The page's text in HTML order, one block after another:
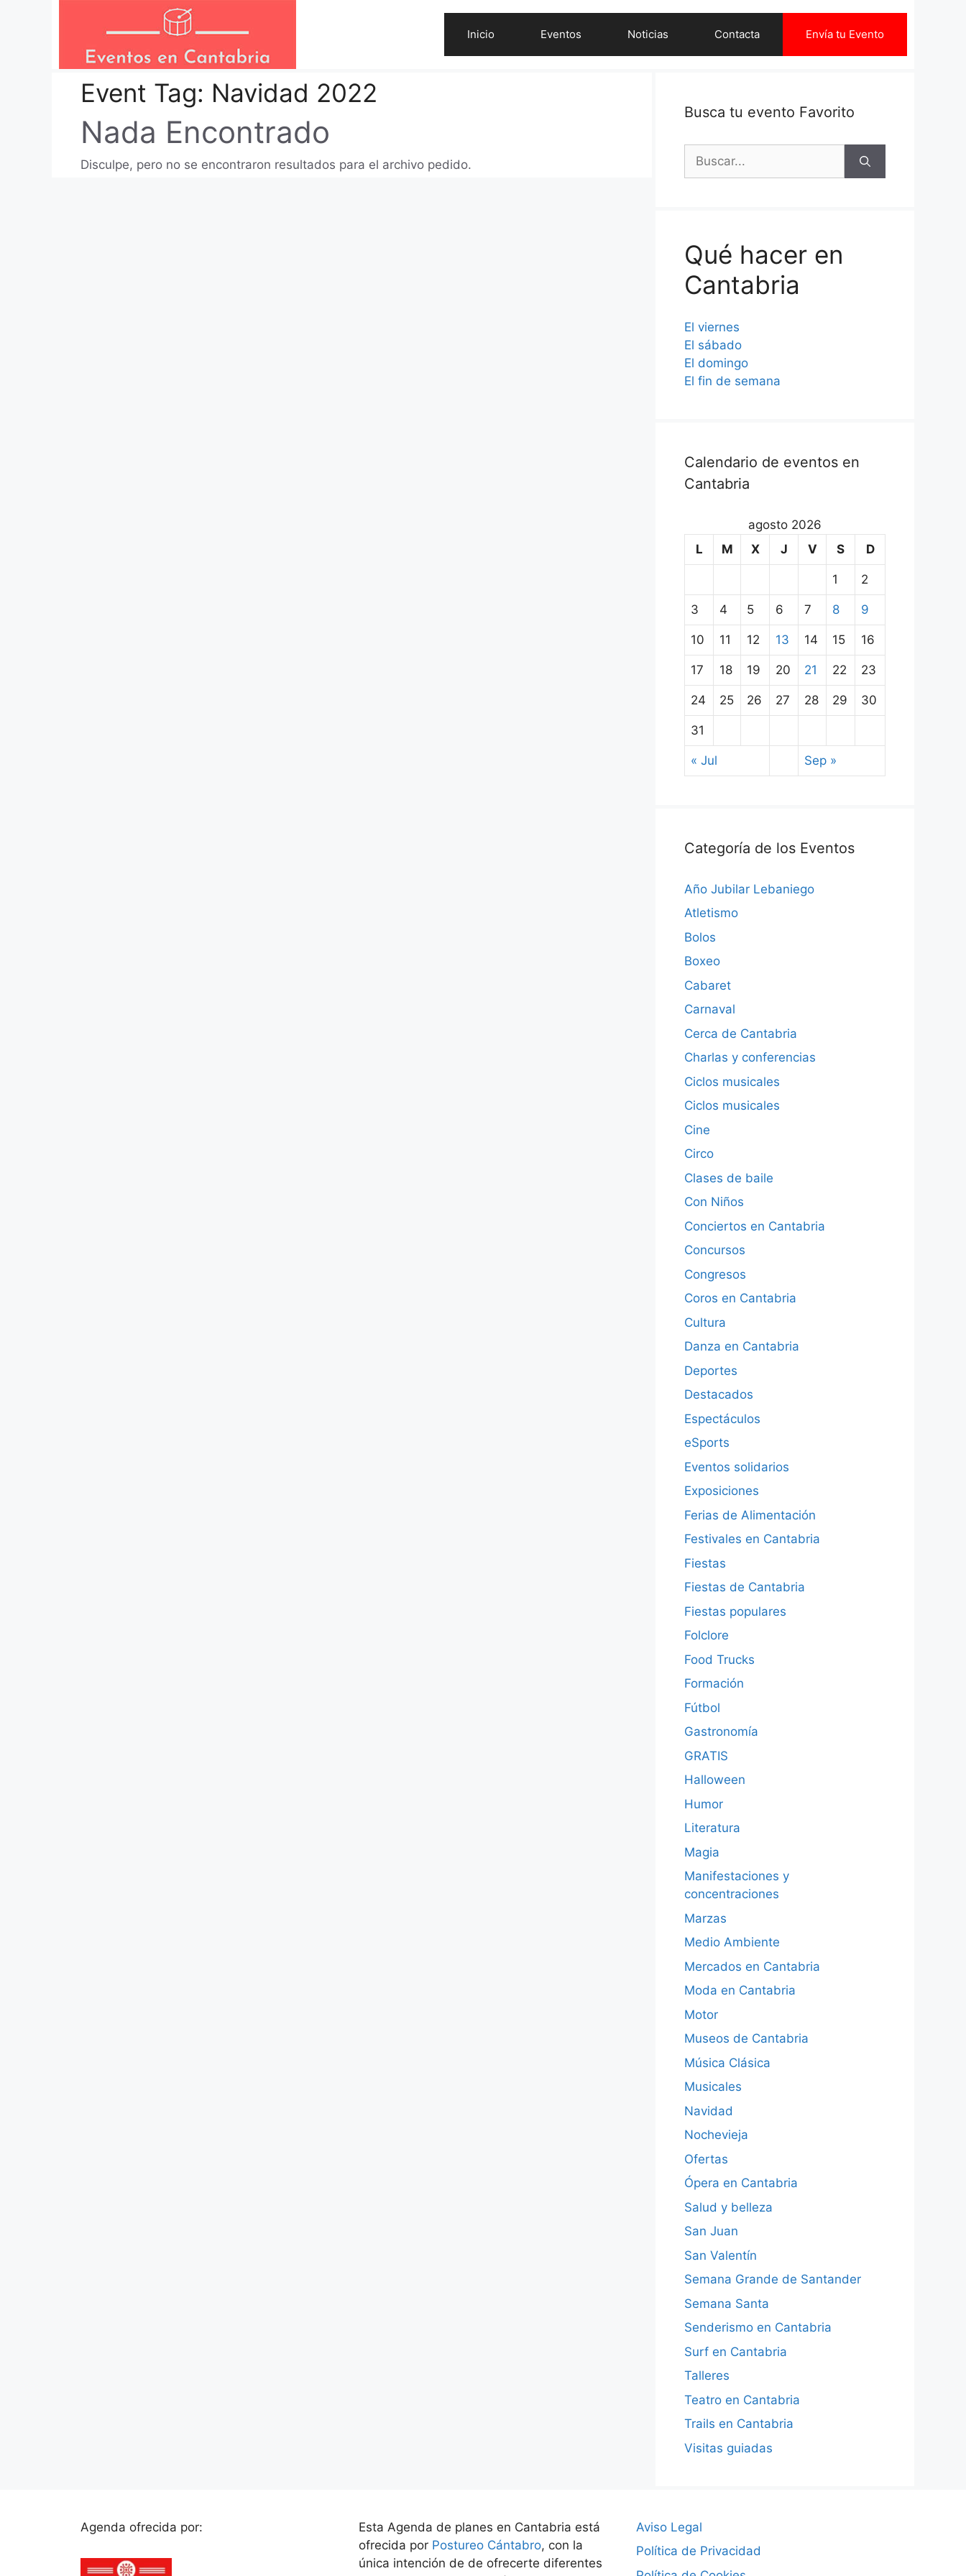
Inicio Eventos Noticias Contacta Envía tu Evento
Event Tag: Navidad 2022
Nada Encontrado
Disculpe, pero no se encontraron resultados para el archivo pedido.
Busca tu evento Favorito
Buscar:
Qué hacer en
Cantabria
El viernes
El sábado
El domingo
El fin de semana
Calendario de eventos en
Cantabria
agosto 2026
L
M X J V S D
1 2
3 4 5 6 7 8 9
10 11 12 13 14 15 16
17 18 19 20 21 22 23
24 25 26 27 28 29 30
31
« Jul Sep »
Categoría de los Eventos
Año Jubilar Lebaniego
Atletismo
Bolos
Boxeo
Cabaret
Carnaval
Cerca de Cantabria
Charlas y conferencias
Ciclos musicales
Ciclos musicales
Cine
Circo
Clases de baile
Con Niños
Conciertos en Cantabria
Concursos
Congresos
Coros en Cantabria
Cultura
Danza en Cantabria
Deportes
Destacados
Espectáculos
eSports
Eventos solidarios
Exposiciones
Ferias de Alimentación
Festivales en Cantabria
Fiestas
Fiestas de Cantabria
Fiestas populares
Folclore
Food Trucks
Formación
Fútbol
Gastronomía
GRATIS
Halloween
Humor
Literatura
Magia
Manifestaciones y
concentraciones
Marzas
Medio Ambiente
Mercados en Cantabria
Moda en Cantabria
Motor
Museos de Cantabria
Música Clásica
Musicales
Navidad
Nochevieja
Ofertas
Ópera en Cantabria
Salud y belleza
San Juan
San Valentín
Semana Grande de Santander
Semana Santa
Senderismo en Cantabria
Surf en Cantabria
Talleres
Teatro en Cantabria
Trails en Cantabria
Visitas guiadas
Agenda ofrecida por:
Esta Agenda de planes en Cantabria está
ofrecida por Postureo Cántabro, con la
única intención de de ofrecerte diferentes
Aviso Legal
Política de Privacidad